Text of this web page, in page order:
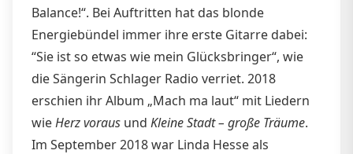
Balance!“. Bei Auftritten hat das blonde
Energiebündel immer ihre erste Gitarre dabei:
“Sie ist so etwas wie mein Glücksbringer“, wie
die Sängerin Schlager Radio verriet. 2018
erschien ihr Album „Mach ma laut“ mit Liedern
wieHerz voraus und Kleine Stadt – große Träume.
Im September 2018 war Linda Hesse als